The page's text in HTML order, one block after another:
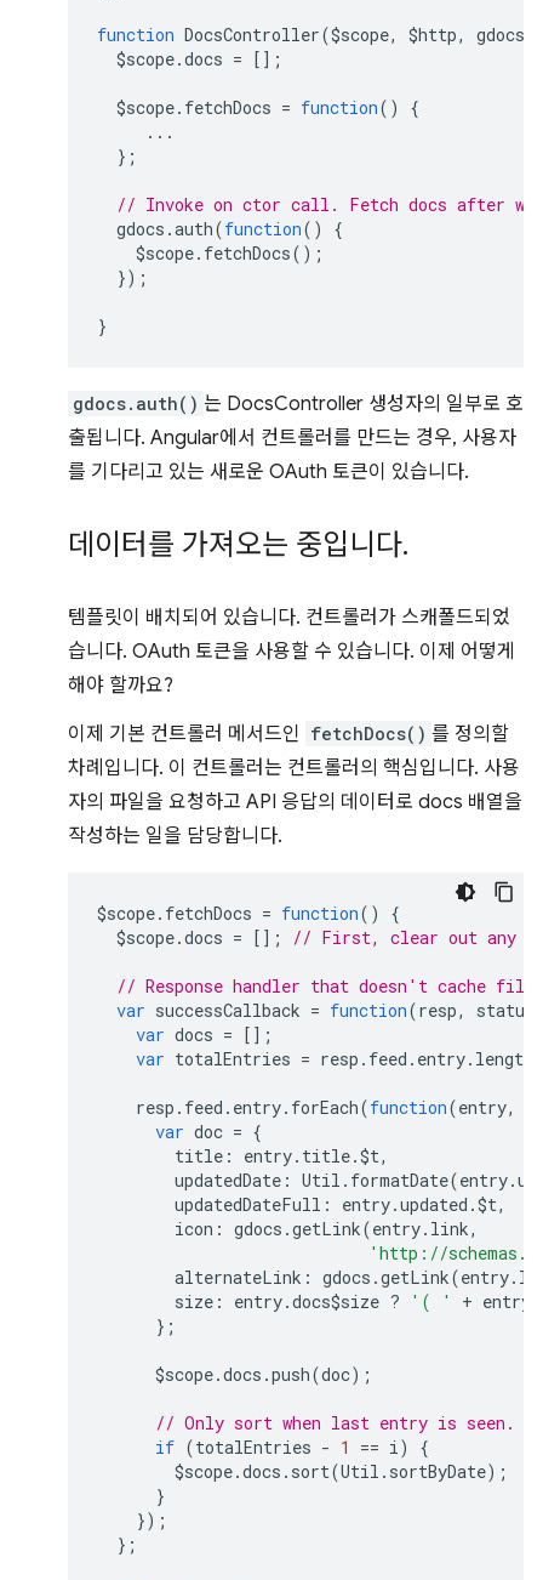
function DocsController($scope, $http, gdocs
$scope.docs = [];
$scope. fetchDocs = function()
{
...
};
// Invoke on ctor call. Fetch docs after we
gdocs .auth(function()
{
$scope. fetchDocs();
});
}
gdocs.auth() 는 DocsController 생성자의 일부로 호
출됩니다. Angular에서 컨트롤러를 만드는 경우, 사용자
를 기다리고 있는 새로운 OAuth 토큰이 있습니다.
데이터를 가져오는 중입니다.
템플릿이 배치되어 있습니다. 컨트롤러가 스캐폴드되었
습니다. OAuth 토큰을 사용할 수 있습니다. 이제 어떻게
해야 할까요?
이제 기본 컨트롤러 메서드인 fetchDocs() 를 정의할
차례입니다. 이 컨트롤러는 컨트롤러의 핵심입니다. 사용
자의 파일을 요청하고 API 응답의 데이터로 docs 배열을
작성하는 일을 담당합니다.
$scope. fetchDocs = function()
{
$scope.docs = []; // First, clear out any
// Response handler that doesn't cache
var successCallback = function(resp, status
var docs =
[];
var totalEntries = resp . feed . entry. length
resp . feed . entry. forEach(function(entry,
var doc = {
title : entry. title.$t,
updatedDate : Util . formatDate(entry.
updatedDateFull : entry.updated .$t,
icon : gdocs .getLink(entry. link,
'http://
alternateLink : gdocs .getLink(entry.
size : entry.docs$size ? '( ' + entry
};
$scope.docs .push(doc);
// Only sort when last entry is seen.
if (totalEntries - 1 == i)
{
$scope.docs . sort(Util . sortByDate);
}
});
};